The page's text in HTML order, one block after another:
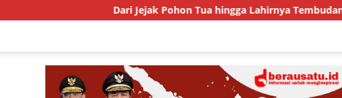
Dari Jejak Pohon Tua hingga Lahirnya Tembudan, Kisah Sebuah